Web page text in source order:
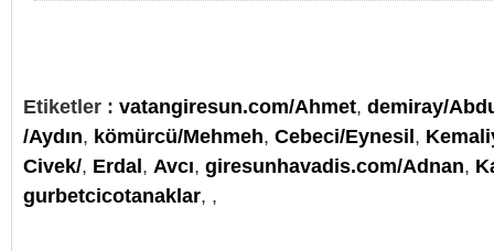
Etiketler : vatangiresun.com/Ahmet, demiray/
/Aydın, kömürcü/Mehmeh, Cebeci/Eynesil,
Civek/, Erdal, Avcı, giresunhavadis.com/Adnan,
gurbetcicotanaklar, ,